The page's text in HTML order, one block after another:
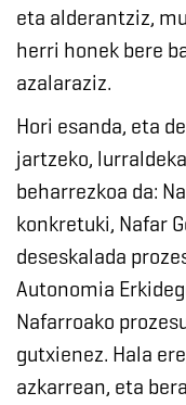
eta alderantziz,
herri honek bere
azalaraziz.
Hori esanda, eta
jartzeko,
beharrezkoa da:
konkretuki, Nafar
deseskalada
Autonomia
Nafarroako
gutxienez. Hala
azkarrean, eta